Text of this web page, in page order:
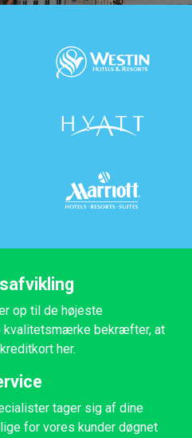
op til de højeste
kvalitetsmærke bekræfter, at
her.
tager sig af dine
for vores kunder døgnet